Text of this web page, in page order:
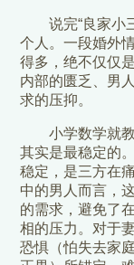
说完“良家小
个人。一段婚外
得多，绝不仅仅
内部的匮乏、男
求的压抑。
小学数学就
其实是最稳定的
稳定，是三方在
中的男人而言，
的需求，避免了
相的压力。对于
恐惧（怕失去家